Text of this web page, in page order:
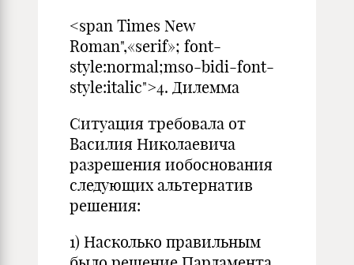
<span Times New
Roman",«serif»; font-
style:normal;mso-bidi-font-
style:italic">4. Дилемма
Ситуация требовала от
Василия Николаевича
разрешения иобоснования
следующих альтернатив
решения:
1) Насколько правильным